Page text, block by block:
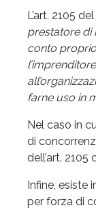
L’art. 2105
prestatore di
conto
farne uso in
Nel caso in
di
dell’art. 2105
Infine, esiste
per forza di